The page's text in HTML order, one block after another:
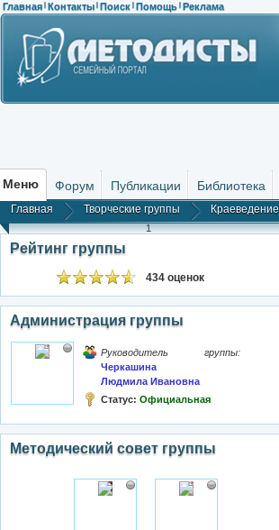
Главная | Контакты | Поиск | Помощь | Реклама
Меню Форум Публикации Библиотека
Главная Творческие группы Краеведение
1
Рейтинг группы
434 оценок
Администрация группы
Руководитель группы:
Черкашина
Людмила Ивановна
Статус: Официальная
Методический совет группы